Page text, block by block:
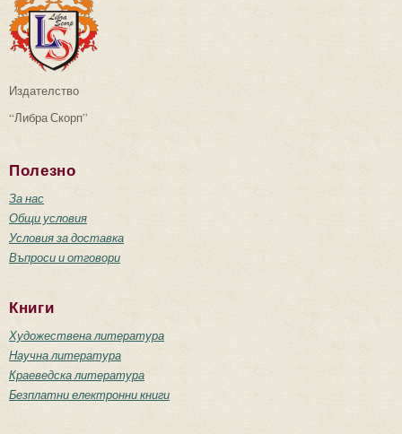
Издателство
“Либра Скорп”
Полезно
За нас
Общи условия
Условия за доставка
Въпроси и отговори
Книги
Художествена литература
Научна литература
Краеведска литература
Безплатни електронни книги